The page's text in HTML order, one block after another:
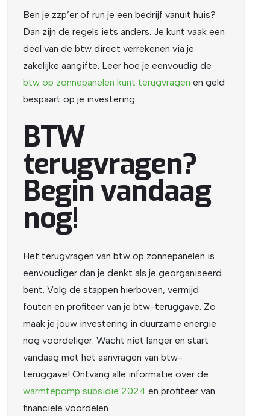
Ben je zzp’er of run je een bedrijf vanuit huis?
Dan zijn de regels iets anders. Je kunt vaak een
deel van de btw direct verrekenen via je
zakelijke aangifte. Leer hoe je eenvoudig de
btw op zonnepanelen kunt terugvragen en geld
bespaart op je investering.
BTW
terugvragen?
Begin vandaag
nog!
Het terugvragen van btw op zonnepanelen is
eenvoudiger dan je denkt als je georganiseerd
bent. Volg de stappen hierboven, vermijd
fouten en profiteer van je btw-teruggave. Zo
maak je jouw investering in duurzame energie
nog voordeliger. Wacht niet langer en start
vandaag met het aanvragen van btw-
teruggave! Ontvang alle informatie over de
warmtepomp subsidie 2024 en profiteer van
financiële voordelen.